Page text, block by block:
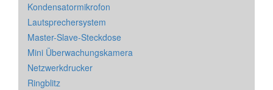
Kondensatormikrofon
Lautsprechersystem
Master-Slave-Steckdose
Mini Überwachungskamera
Netzwerkdrucker
Ringblitz